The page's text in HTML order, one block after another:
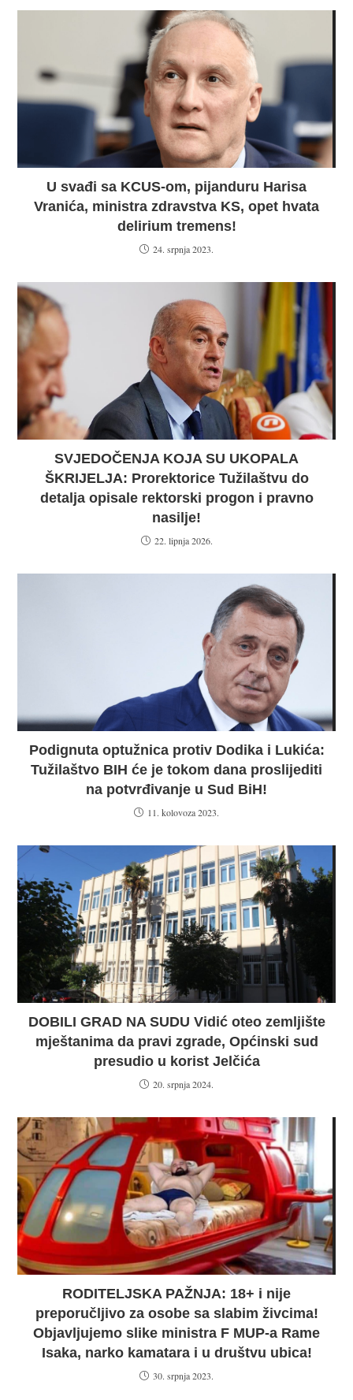
U svađi sa KCUS-om, pijanduru Harisa
Vranića, ministra zdravstva KS, opet hvata
delirium tremens!
24. srpnja 2023.
SVJEDOČENJA KOJA SU UKOPALA
ŠKRIJELJA: Prorektorice Tužilaštvu do
detalja opisale rektorski progon i pravno
nasilje!
22. lipnja 2026.
Podignuta optužnica protiv Dodika i Lukića:
Tužilaštvo BIH će je tokom dana proslijediti
na potvrđivanje u Sud BiH!
11. kolovoza 2023.
DOBILI GRAD NA SUDU Vidić oteo zemljište
mještanima da pravi zgrade, Općinski sud
presudio u korist Jelčića
20. srpnja 2024.
RODITELJSKA PAŽNJA: 18+ i nije
preporučljivo za osobe sa slabim živcima!
Objavljujemo slike ministra F MUP-a Rame
Isaka, narko kamatara i u društvu ubica!
30. srpnja 2023.